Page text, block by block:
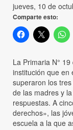
jueves, 10 de
Comparte esto:
La Primaria N°
institución que en
superaron los
de las madres y
respuestas. A
derechos», las
escuela a la que